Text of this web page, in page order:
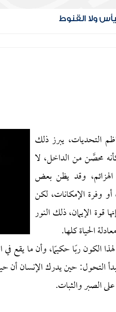
ولا القنوط
التحديات، يبرز ذلك
محصَّن من الداخل، لا
وقد يظن بعض
وفرة الإمكانات، لكن
قوة الإيمان، ذلك النور
الحياة كلها.
الكون ربًا حكيمًا، وأن ما يقع
التحول: حين يدرك الإنسان
الصبر والثبات.